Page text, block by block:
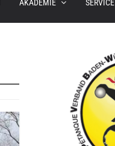
AKADEMIE SERVICE